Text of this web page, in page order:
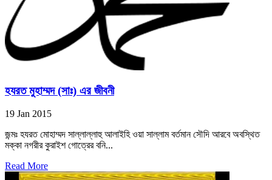
হযরত মুহাম্মদ (সাঃ) এর জীবনী
19 Jan 2015
জন্মঃ হযরত মোহাম্মদ সাল্লাল্লাহু আলাইহি ওয়া সাল্লাম বর্তমান সৌদি আরবে অবস্থিত
মক্কা নগরীর কুরাইশ গোত্রের বনি...
Read More